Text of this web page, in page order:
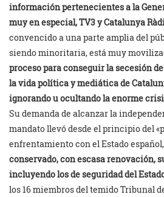
información pertenecientes a la
muy en especial, TV3 y Catalunya
convencido a una parte amplia del
siendo minoritaria, está muy
proceso para conseguir la secesión
la vida política y mediática de
ignorando u ocultando la enorme
Su demanda de alcanzar la
mandato llevó desde el principio del
enfrentamiento con el Estado español,
conservado, con escasa renovación,
incluyendo los de seguridad del
los 16 miembros del temido Tribunal